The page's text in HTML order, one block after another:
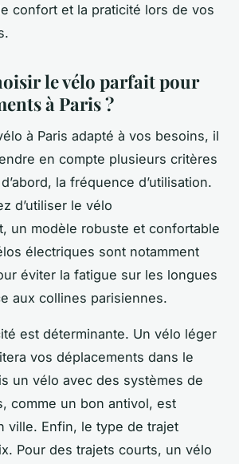
confort et la praticité lors de vos
le vélo parfait pour
à Paris ?
à Paris adapté à vos besoins, il
en compte plusieurs critères
la fréquence d’utilisation.
d’utiliser le vélo
un modèle robuste et confortable
électriques sont notamment
éviter la fatigue sur les longues
aux collines parisiennes.
est déterminante. Un vélo léger
vos déplacements dans le
un vélo avec des systèmes de
comme un bon antivol, est
ville. Enfin, le type de trajet
Pour des trajets courts, un vélo